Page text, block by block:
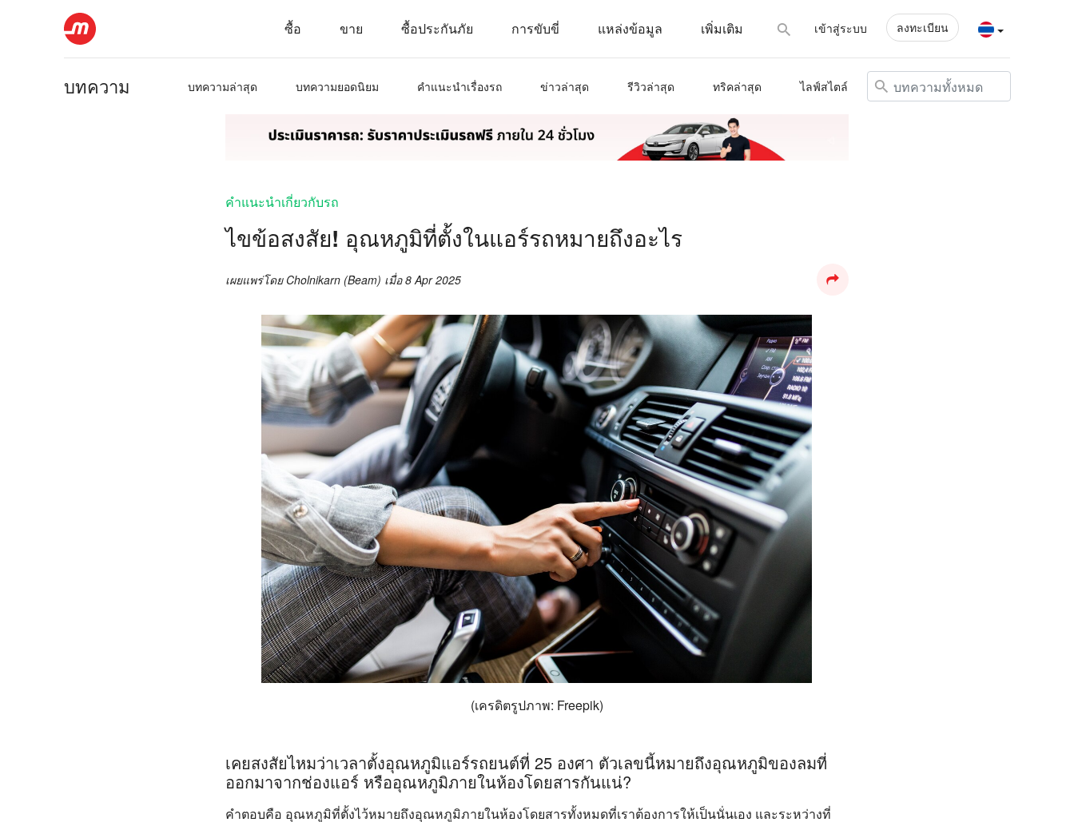
ซื้อ ขาย ซื้อประกันภัย การขับขี่ แหล่งข้อมูล เพิ่มเติม เข้าสู่ระบบ ลงทะเบียน
บทความ บทความล่าสุด บทความยอดนิยม คำแนะนำเรื่องรถ ข่าวล่าสุด รีวิวล่าสุด ทริคล่าสุด ไลฟ์สไตล์
คำแนะนำเกี่ยวกับรถ
ไขข้อสงสัย! อุณหภูมิที่ตั้งในแอร์รถหมายถึงอะไร
เผยแพร่โดย Cholnikarn (Beam) เมื่อ8 Apr 2025
(เครดิตรูปภาพ: Freepik)
เคยสงสัยไหมว่าเวลาตั้งอุณหภูมิแอร์รถยนต์ที่ 25 องศา ตัวเลขนี้หมายถึงอุณหภูมิของลมที่
ออกมาจากช่องแอร์ หรืออุณหภูมิภายในห้องโดยสารกันแน่?
คำตอบคือ อุณหภูมิที่ตั้งไว้หมายถึงอุณหภูมิภายในห้องโดยสารทั้งหมดที่เราต้องการให้เป็นนั่นเอง และระหว่างที่